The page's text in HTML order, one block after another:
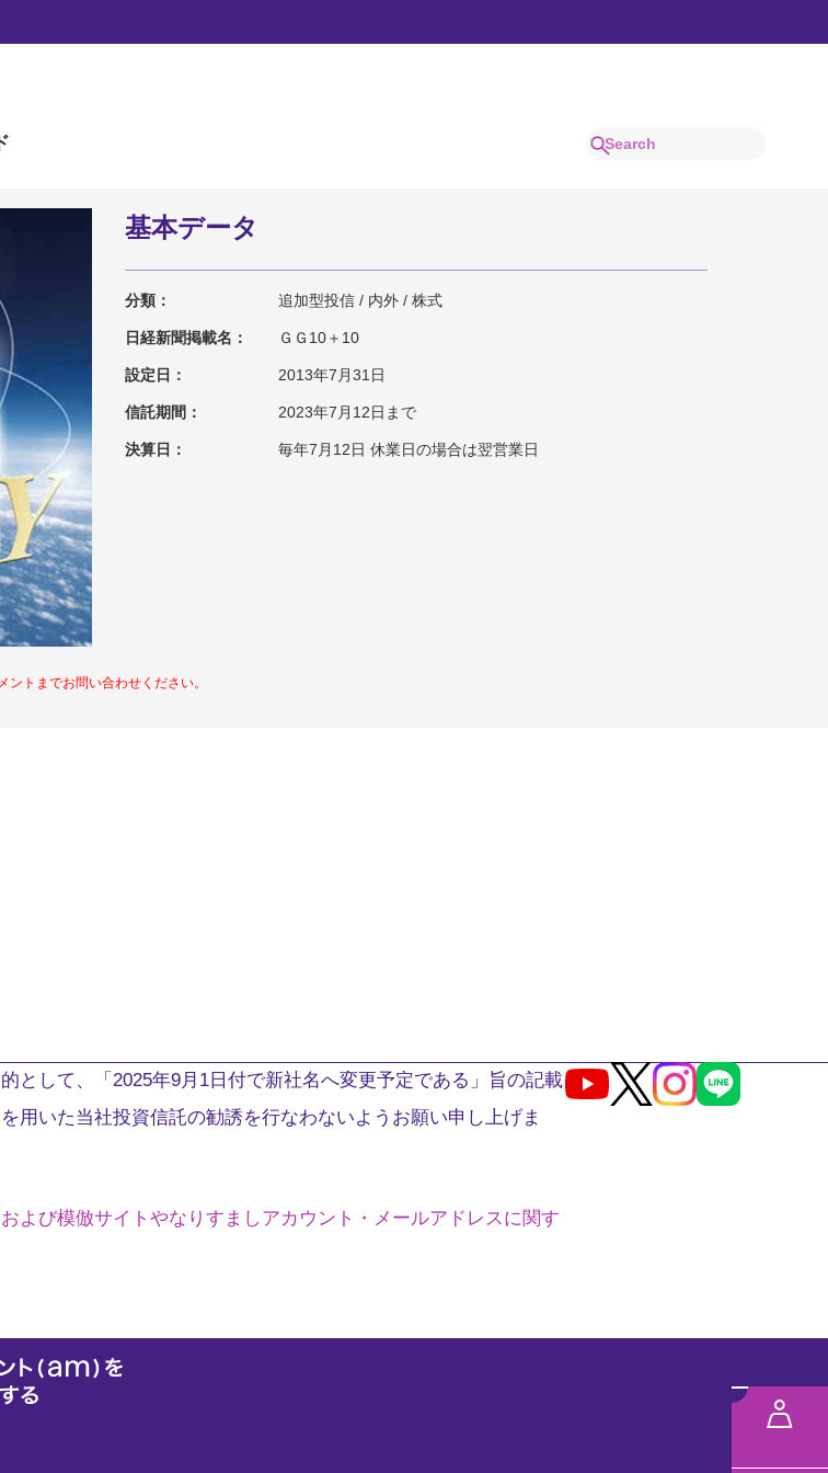
ファンド
基本データ
分類： 追加型投信 / 内外 / 株式
日経新聞掲載名： ＧＧ10＋10
設定日： 2013年7月31日
信託期間： 2023年7月12日まで
決算日： 毎年7月12日 休業日の場合は翌営業日
トまでお問い合わせください。
メ
として、「2025年9月1日付で新社名へ変更予定である」旨の記載
用いた当社投資信託の勧誘を行なわないようお願い申し上げま
よび模倣サイトやなりすましアカウント・メールアドレスに関す
Youtube
X Instagram
LINE